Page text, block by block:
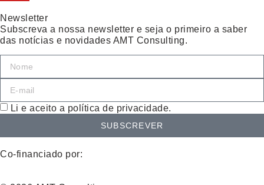
Newsletter
Subscreva a nossa newsletter e seja o primeiro a saber
das notícias e novidades AMT Consulting.
Li e aceito a política de privacidade.
SUBSCREVER
Co-financiado por: